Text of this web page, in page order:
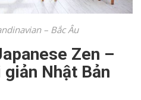
– Bắc Âu
Zen –
Nhật Bản